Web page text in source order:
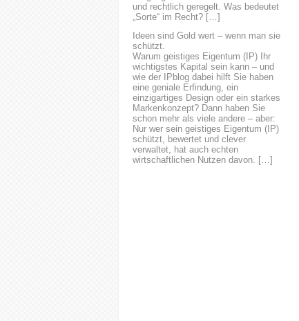
und rechtlich geregelt. Was bedeutet
„Sorte“ im Recht? […]
Ideen sind Gold wert – wenn man sie
schützt.
Warum geistiges Eigentum (IP) Ihr
wichtigstes Kapital sein kann – und
wie der IPblog dabei hilft Sie haben
eine geniale Erfindung, ein
einzigartiges Design oder ein starkes
Markenkonzept? Dann haben Sie
schon mehr als viele andere – aber:
Nur wer sein geistiges Eigentum (IP)
schützt, bewertet und clever
verwaltet, hat auch echten
wirtschaftlichen Nutzen davon. […]